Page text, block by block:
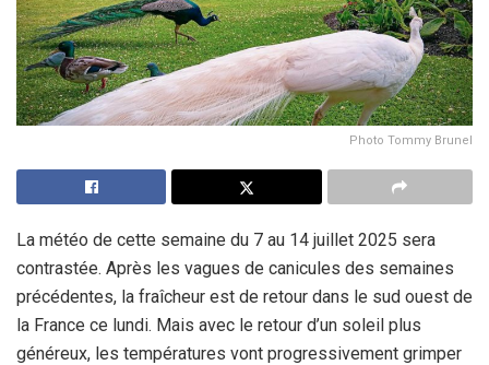
Photo Tommy Brunel
La météo de cette semaine du 7 au 14 juillet 2025 sera
contrastée. Après les vagues de canicules des semaines
précédentes, la fraîcheur est de retour dans le sud ouest de
la France ce lundi. Mais avec le retour d’un soleil plus
généreux, les températures vont progressivement grimper